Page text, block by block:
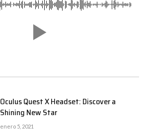
Oculus Quest X Headset: Discover a
Shining New Star
enero 5, 2021